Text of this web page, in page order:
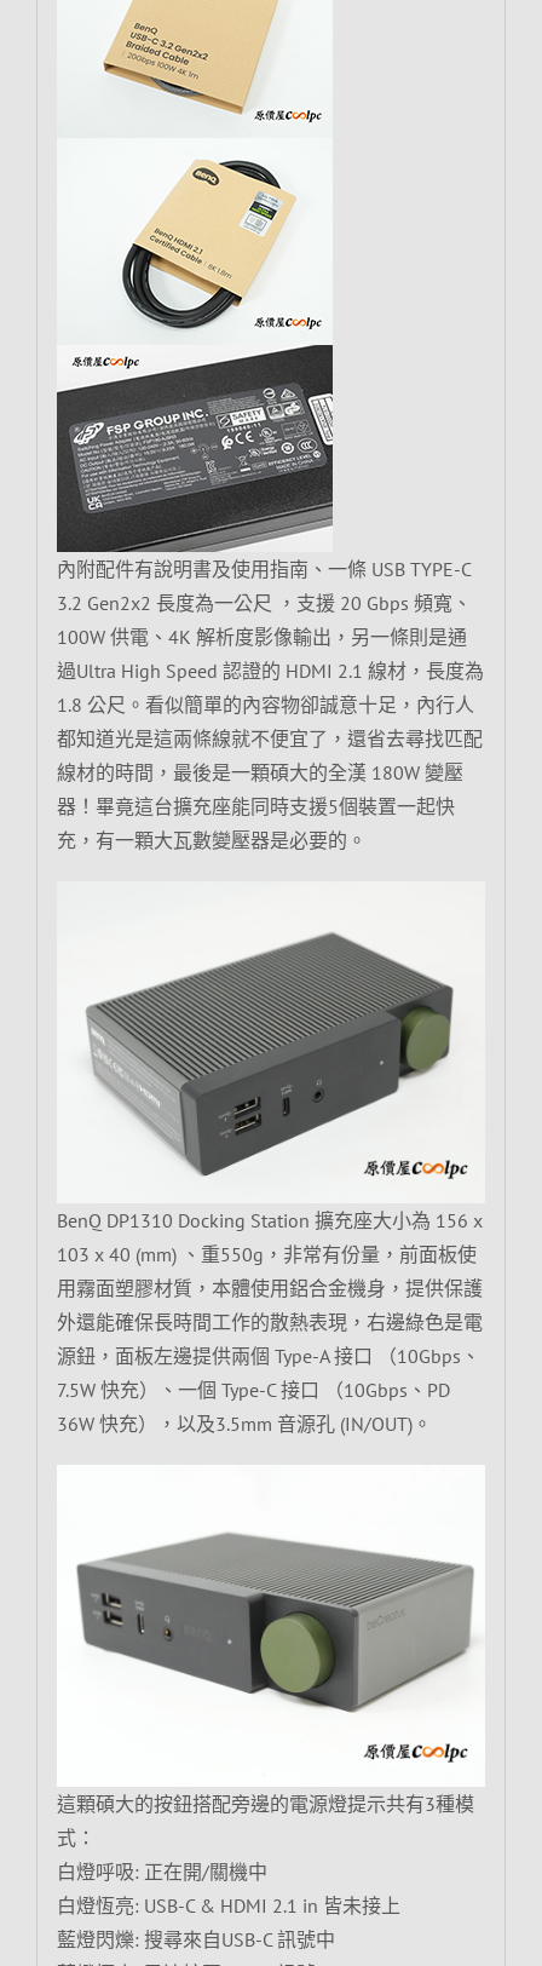
內附配件有說明書及使用指南、一條 USB TYPE-C
3.2 Gen2x2 長度為一公尺 ，支援 20 Gbps 頻寬、
100W 供電、4K 解析度影像輸出，另一條則是通
過Ultra High Speed 認證的 HDMI 2.1 線材，長度為
1.8 公尺。看似簡單的內容物卻誠意十足，內行人
都知道光是這兩條線就不便宜了，還省去尋找匹配
線材的時間，最後是一顆碩大的全漢 180W 變壓
器！畢竟這台擴充座能同時支援5個裝置一起快
充，有一顆大瓦數變壓器是必要的。
BenQ DP1310 Docking Station 擴充座大小為 156 x
103 x 40 (mm) 、重550g，非常有份量，前面板使
用霧面塑膠材質，本體使用鋁合金機身，提供保護
外還能確保長時間工作的散熱表現，右邊綠色是電
源鈕，面板左邊提供兩個 Type-A 接口 （10Gbps、
7.5W 快充）、一個 Type-C 接口 （10Gbps、PD
36W 快充），以及3.5mm 音源孔 (IN/OUT)。
這顆碩大的按鈕搭配旁邊的電源燈提示共有3種模
式：
白燈呼吸: 正在開/關機中
白燈恆亮: USB-C & HDMI 2.1 in 皆未接上
藍燈閃爍: 搜尋來自USB-C 訊號中